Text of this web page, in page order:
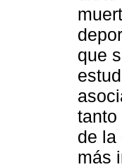
que
tanto
de la
más